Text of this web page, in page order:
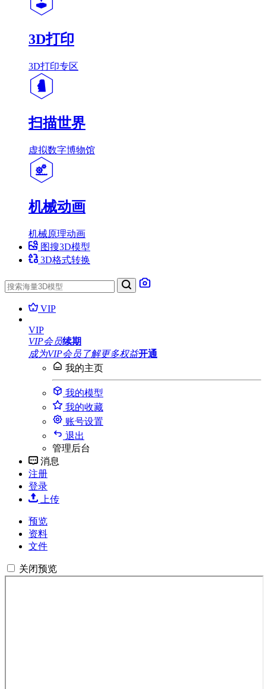
3D打印
3D打印专区
扫描世界
虚拟数字博物馆
机械动画
机械原理动画
图搜3D模型
3D格式转换
VIP
VIP
VIP会员续期
成为VIP会员 了解更多权益开通
我的主页
我的模型
我的收藏
账号设置
退出
管理后台
消息
注册
登录
上传
预览
资料
文件
关闭预览